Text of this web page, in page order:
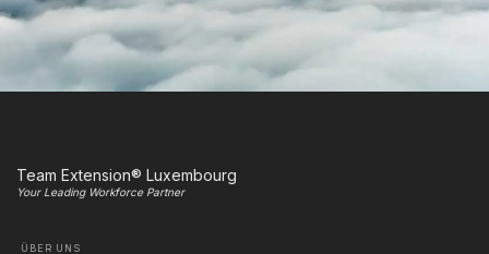
Team Extension® Luxembourg
Your Leading Workforce Partner
ÜBER UNS